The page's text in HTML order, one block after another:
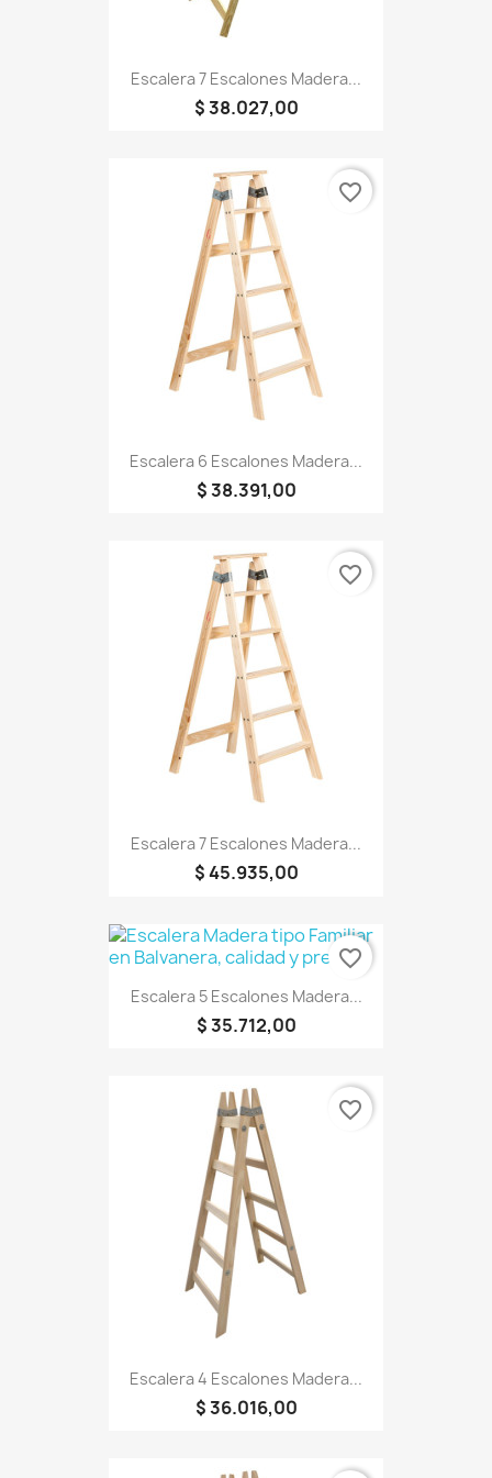
Escalera 7 Escalones Madera...
$ 38.027,00
Escalera 6 Escalones Madera...
$ 38.391,00
favorite_border
Escalera 7 Escalones Madera...
$ 45.935,00
favorite_border
Escalera 5 Escalones Madera...
$ 35.712,00
favorite_border
Escalera 4 Escalones Madera...
$ 36.016,00
favorite_border